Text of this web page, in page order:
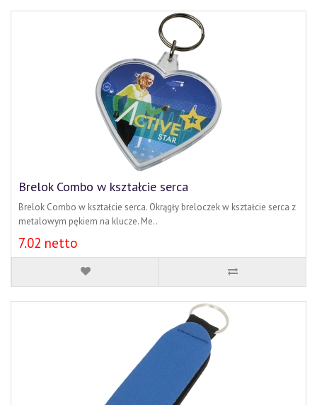
Brelok Combo w kształcie serca
Brelok Combo w kształcie serca. Okrągły breloczek w kształcie serca z
metalowym pękiem na klucze. Me..
7.02 netto